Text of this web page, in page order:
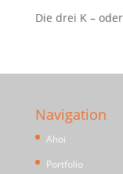
Die drei K –
Navigation
Ahoi
Portfolio